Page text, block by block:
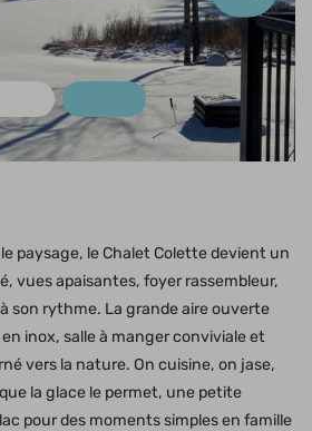
paysage, le Chalet Colette devient un
vues apaisantes, foyer rassembleur,
son rythme. La grande aire ouverte
inox, salle à manger conviviale et
vers la nature. On cuisine, on jase,
la glace le permet, une petite
pour des moments simples en famille